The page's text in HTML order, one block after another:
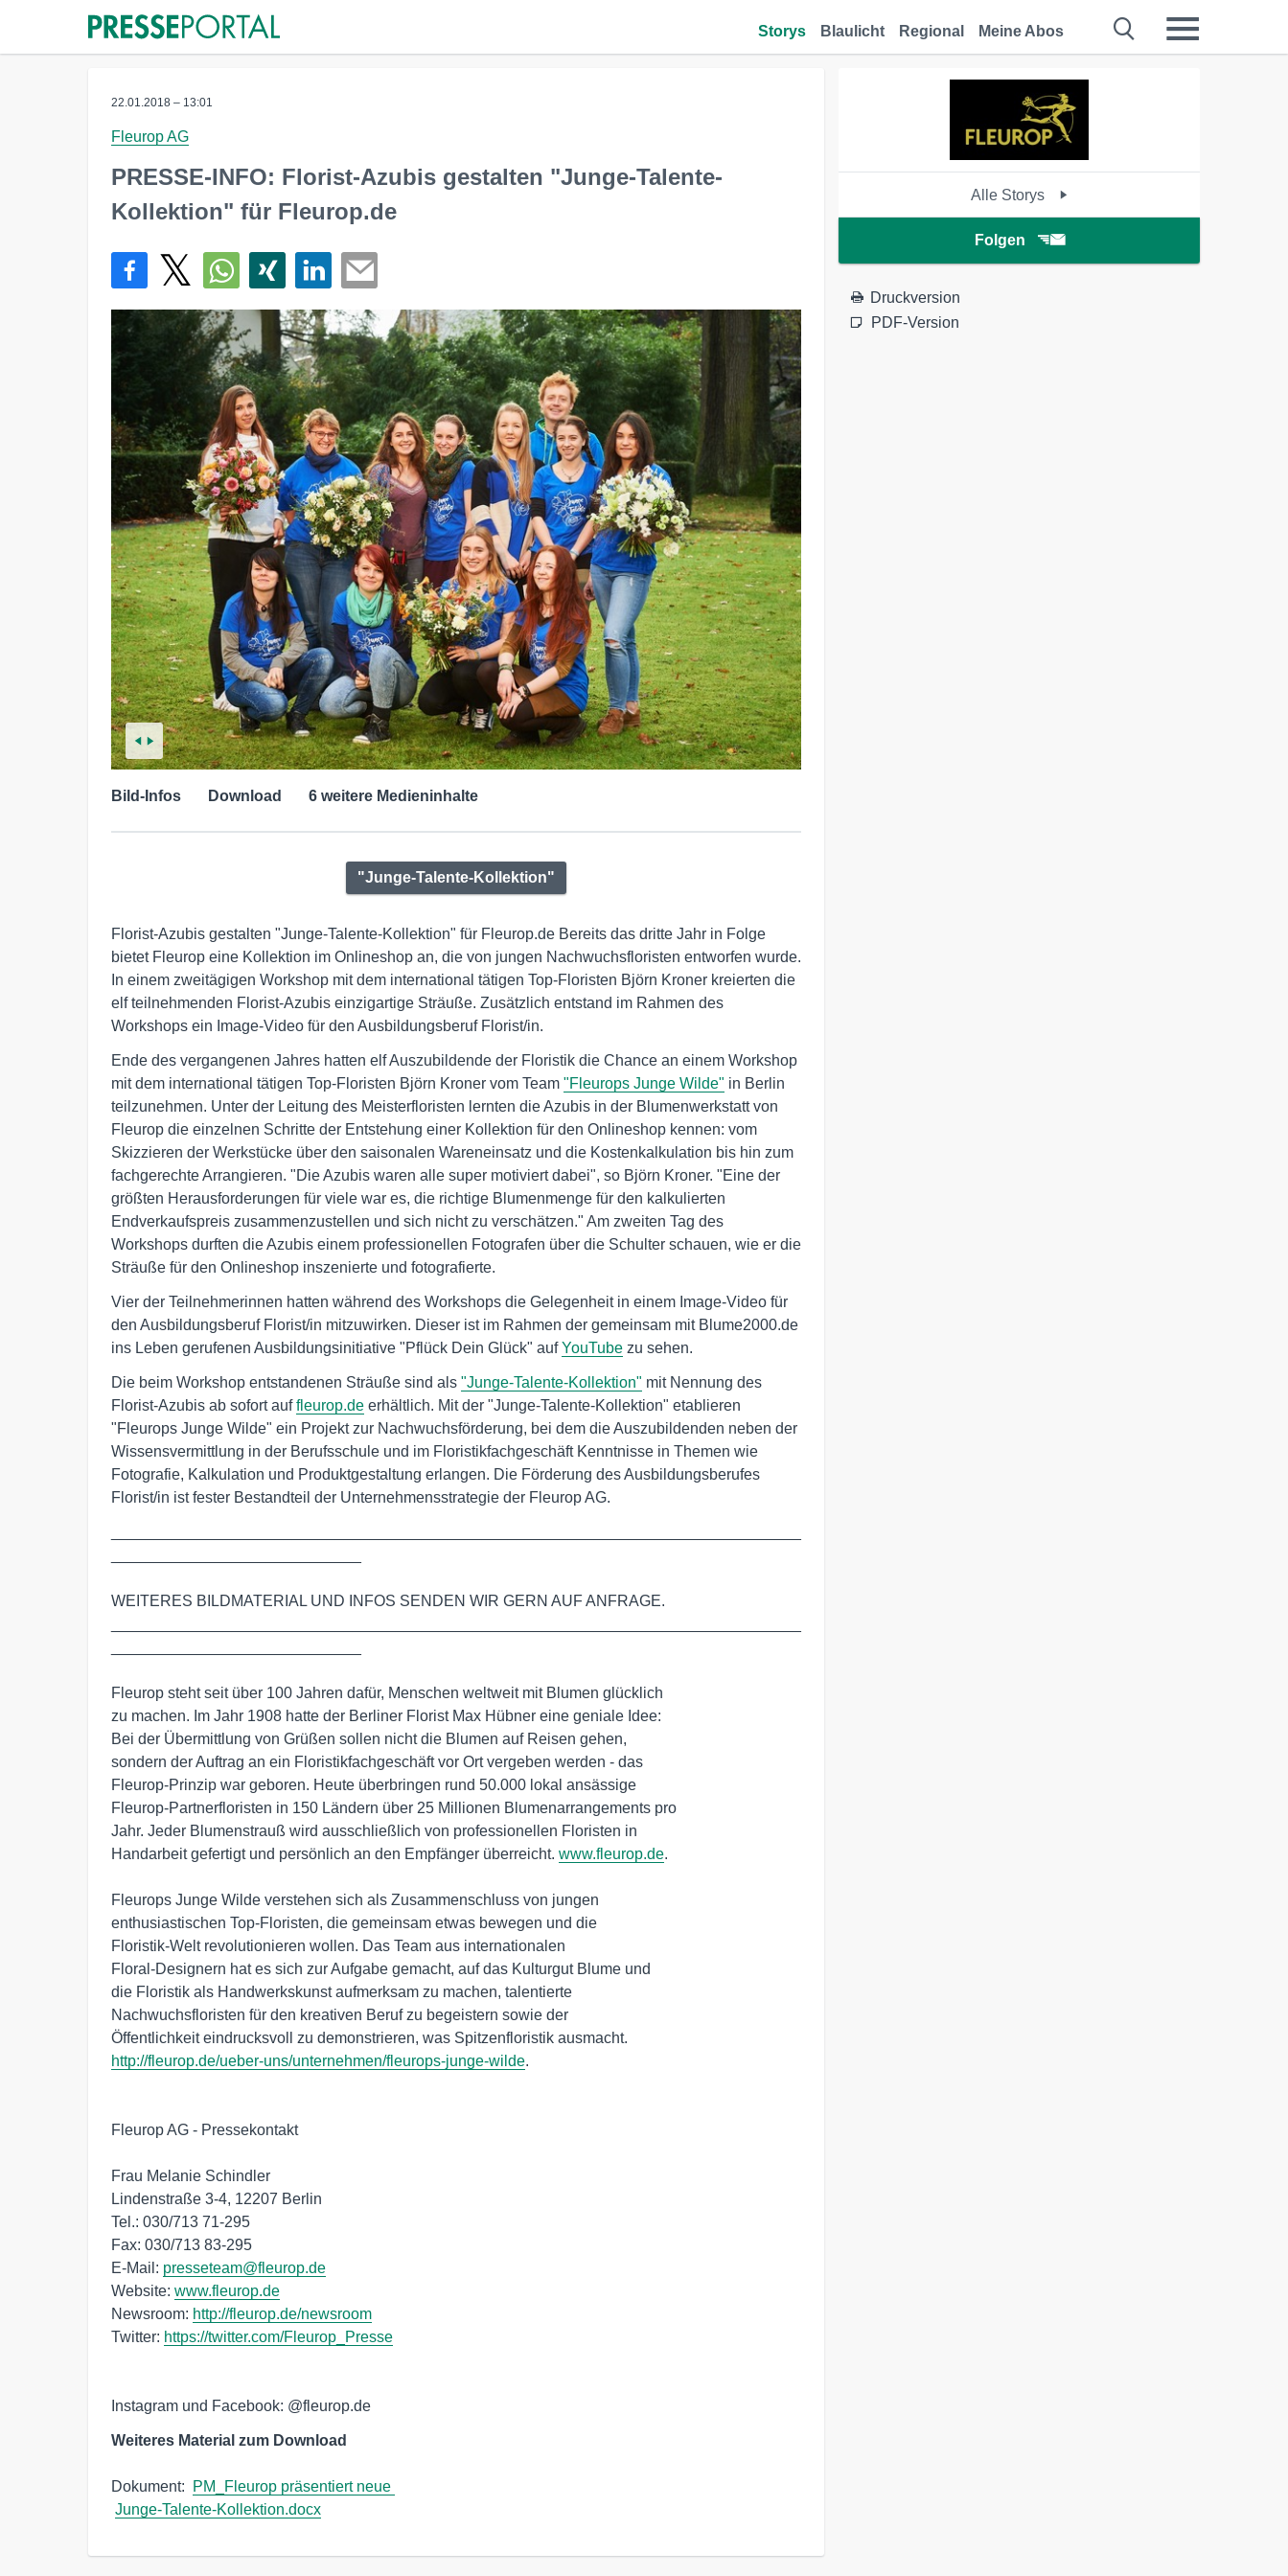
Storys Blaulicht Regional Meine Abos
22.01.2018 – 13:01
Fleurop AG
PRESSE-INFO: Florist-Azubis gestalten "Junge-Talente-
Kollektion" für Fleurop.de
Bild-Infos Download 6 weitere Medieninhalte
"Junge-Talente-Kollektion"
Florist-Azubis gestalten "Junge-Talente-Kollektion" für Fleurop.de Bereits das dritte Jahr in Folge
bietet Fleurop eine Kollektion im Onlineshop an, die von jungen Nachwuchsfloristen entworfen wurde.
In einem zweitägigen Workshop mit dem international tätigen Top-Floristen Björn Kroner kreierten die
elf teilnehmenden Florist-Azubis einzigartige Sträuße. Zusätzlich entstand im Rahmen des
Workshops ein Image-Video für den Ausbildungsberuf Florist/in.
Ende des vergangenen Jahres hatten elf Auszubildende der Floristik die Chance an einem Workshop
mit dem international tätigen Top-Floristen Björn Kroner vom Team "Fleurops Junge Wilde" in Berlin
teilzunehmen. Unter der Leitung des Meisterfloristen lernten die Azubis in der Blumenwerkstatt von
Fleurop die einzelnen Schritte der Entstehung einer Kollektion für den Onlineshop kennen: vom
Skizzieren der Werkstücke über den saisonalen Wareneinsatz und die Kostenkalkulation bis hin zum
fachgerechte Arrangieren. "Die Azubis waren alle super motiviert dabei", so Björn Kroner. "Eine der
größten Herausforderungen für viele war es, die richtige Blumenmenge für den kalkulierten
Endverkaufspreis zusammenzustellen und sich nicht zu verschätzen." Am zweiten Tag des
Workshops durften die Azubis einem professionellen Fotografen über die Schulter schauen, wie er die
Sträuße für den Onlineshop inszenierte und fotografierte.
Vier der Teilnehmerinnen hatten während des Workshops die Gelegenheit in einem Image-Video für
den Ausbildungsberuf Florist/in mitzuwirken. Dieser ist im Rahmen der gemeinsam mit Blume2000.de
ins Leben gerufenen Ausbildungsinitiative "Pflück Dein Glück" aufYouTube zu sehen.
Die beim Workshop entstandenen Sträuße sind als "Junge-Talente-Kollektion" mit Nennung des
Florist-Azubis ab sofort auffleurop.de erhältlich. Mit der "Junge-Talente-Kollektion" etablieren
"Fleurops Junge Wilde" ein Projekt zur Nachwuchsförderung, bei dem die Auszubildenden neben der
Wissensvermittlung in der Berufsschule und im Floristikfachgeschäft Kenntnisse in Themen wie
Fotografie, Kalkulation und Produktgestaltung erlangen. Die Förderung des Ausbildungsberufes
Florist/in ist fester Bestandteil der Unternehmensstrategie der Fleurop AG.
WEITERES BILDMATERIAL UND INFOS SENDEN WIR GERN AUF ANFRAGE.
Fleurop steht seit über 100 Jahren dafür, Menschen weltweit mit Blumen glücklich
zu machen. Im Jahr 1908 hatte der Berliner Florist Max Hübner eine geniale Idee:
Bei der Übermittlung von Grüßen sollen nicht die Blumen auf Reisen gehen,
sondern der Auftrag an ein Floristikfachgeschäft vor Ort vergeben werden - das
Fleurop-Prinzip war geboren. Heute überbringen rund 50.000 lokal ansässige
Fleurop-Partnerfloristen in 150 Ländern über 25 Millionen Blumenarrangements pro
Jahr. Jeder Blumenstrauß wird ausschließlich von professionellen Floristen in
Handarbeit gefertigt und persönlich an den Empfänger überreicht. www.fleurop.de.
Fleurops Junge Wilde verstehen sich als Zusammenschluss von jungen
enthusiastischen Top-Floristen, die gemeinsam etwas bewegen und die
Floristik-Welt revolutionieren wollen. Das Team aus internationalen
Floral-Designern hat es sich zur Aufgabe gemacht, auf das Kulturgut Blume und
die Floristik als Handwerkskunst aufmerksam zu machen, talentierte
Nachwuchsfloristen für den kreativen Beruf zu begeistern sowie der
http://fleurop.de/ueber-uns/unternehmen/fleurops-junge-wilde.
Fleurop AG - Pressekontakt
Frau Melanie Schindler
Lindenstraße 3-4, 12207 Berlin
Tel.: 030/713 71-295
Fax: 030/713 83-295
E-Mail: presseteam@fleurop.de
Website: www.fleurop.de
Newsroom: http://fleurop.de/newsroom
Twitter: https://twitter.com/Fleurop_Presse
Instagram und Facebook: @fleurop.de
Weiteres Material zum Download
Dokument:
PM_Fleurop präsentiert neue
Junge-Talente-Kollektion.docx
Alle Storys
Folgen
Druckversion
PDF-Version